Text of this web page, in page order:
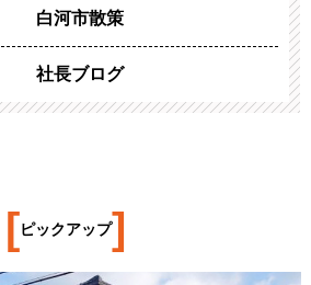
白河市散策
社長ブログ
[ピックアップ]